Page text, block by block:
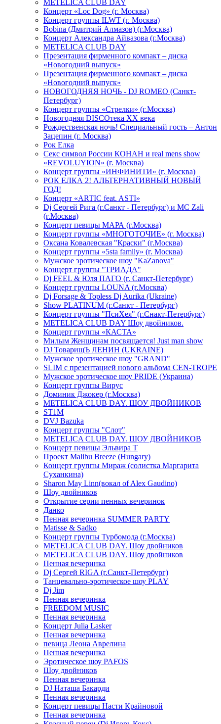
METELICA CLUB DAY
Концерт «Loc Dog» (г. Москва)
Концерт группы ILWT (г. Москва)
Bobina (Дмитрий Алмазов) (г.Москва)
Концерт Александра Айвазова (г.Москва)
METELICA CLUB DAY
Презентация фирменного компакт – диска
«Новогодний выпуск»
Презентация фирменного компакт – диска
«Новогодний выпуск»
НОВОГОДНЯЯ НОЧЬ - DJ ROMEO (Санкт-
Петербург)
Концерт группы «Стрелки» (г.Москва)
Новогодняя DISCOтека ХХ века
Рождественская ночь! Специальный гость – Антон
Зацепин (г. Москва)
Рок Елка
Секс символ России КОНАН и real mens show
«REVOLUYION» (г. Москва)
Концерт группы «ИНФИНИТИ» (г. Москва)
РОК ЕЛКА 2! АЛЬТЕРНАТИВНЫЙ НОВЫЙ
ГОД!
Концерт «ARTIC feat. ASTI»
Dj Сергей Рига (г.Санкт - Петербург) и MC Zali
(г.Москва)
Концерт певицы МАРА (г.Москва)
Концерт группы «МНОГОТОЧИЕ» (г. Москва)
Оксана Ковалевская "Краски" (г.Москва)
Концерт группы «5sta family» (г. Москва)
Мужское эротическое шоу "KaZanova"
Концерт группы "ТРИАДА"
Dj FEEL & Юля ПАГО (г. Санкт-Петербург)
Концерт группы LOUNA (г.Москва)
Dj Forsage & Topless Dj Aurika (Ukraine)
Show PLATINUM (г.Санкт - Петербург)
Концерт группы "ПсиХея" (г.Снакт-Петербург)
METELICA CLUB DAY Шоу двойников.
Концерт группы «КАСТА»
Милым Женщинам посвящается! Just man show
DJ ТоварищЪ ЛЕНИН (UKRAINE)
Мужское эротическое шоу "GRAND"
SLIM с презентацией нового альбома CEN-TROPE
Мужское эротическое шоу PRIDE (Украина)
Концерт группы Вирус
Доминик Джокер (г.Москва)
METELICA CLUB DAY. ШОУ ДВОЙНИКОВ
ST1M
DVJ Bazuka
Концерт группы "Слот"
METELICA CLUB DAY. ШОУ ДВОЙНИКОВ
Концерт певицы Эльвира Т
Проект Malibu Breeze (Hungary)
Концерт группы Мираж (солистка Маргарита
Суханкина)
Sharon May Linn(вокал of Alex Gaudino)
Шоу двойников
Открытие серии пенных вечеринок
Данко
Пенная вечеринка SUMMER PARTY
Matisse & Sadko
Концерт группы Турбомода (г.Москва)
METELICA CLUB DAY. Шоу двойников
METELICA CLUB DAY. Шоу двойников
Пенная вечеринка
Dj Сергей RIGA (г.Санкт-Петербург)
Танцевально-эротическое шоу PLAY
Dj Jim
Пенная вечеринка
FREEDOM MUSIC
Пенная вечеринка
Концерт Julia Lasker
Пенная вечеринка
певица Леона Аврелина
Пенная вечеринка
Эротическое шоу PAFOS
Шоу двойников
Пенная вечеринка
DJ Наташа Бакарди
Пенная вечеринка
Концерт певицы Насти Крайновой
Пенная вечеринка